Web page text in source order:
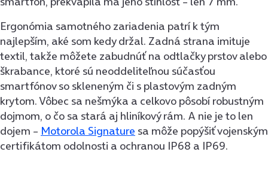
Ergonómia samotného zariadenia patrí k tým
najlepším, aké som kedy držal. Zadná strana imituje
textil, takže môžete zabudnúť na odtlačky prstov alebo
škrabance, ktoré sú neoddeliteľnou súčasťou
smartfónov so skleneným či s plastovým zadným
krytom. Vôbec sa nešmýka a celkovo pôsobí robustným
dojmom, o čo sa stará aj hliníkový rám. A nie je to len
dojem – Motorola Signature sa môže popýšiť vojenským
certifikátom odolnosti a ochranou IP68 a IP69.